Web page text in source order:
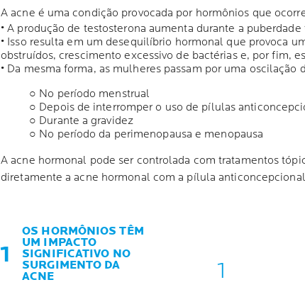
A acne é uma condição provocada por hormônios que
• A produção de testosterona aumenta durante a
• Isso resulta em um desequilíbrio hormonal que provoca
obstruídos, crescimento excessivo de bactérias e, por fim,
• Da mesma forma, as mulheres passam por uma oscilação
○ No período menstrual
○ Depois de interromper o uso de pílulas
○ Durante a gravidez
○ No período da perimenopausa e menopausa
A acne hormonal pode ser controlada com tratamentos
diretamente a acne hormonal com a pílula
OS HORMÔNIOS TÊM
UM IMPACTO
SIGNIFICATIVO NO
SURGIMENTO DA
ACNE